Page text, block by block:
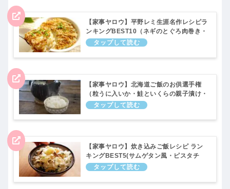
【家事ヤロウ】平野レミ生涯名作レシピラ
ンキングBEST10（ネギのとぐろ肉巻き・
ニンニクお粥・ニラしょうゆダレなど）
【家事ヤロウ】北海道ご飯のお供選手権
（粒うに入いか・鮭といくらの親子漬け・
ホタテXO醤）9月20日
【家事ヤロウ】炊き込みご飯レシピ ラン
キングBEST5(サムゲタン風・ピスタチ
オ・カニカマ・ベーコン）9月13日